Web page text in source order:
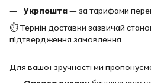
Укрпошта— за тарифами
⏱ Термін доставки зазвичай
підтвердження замовлення.
Для вашої зручності ми